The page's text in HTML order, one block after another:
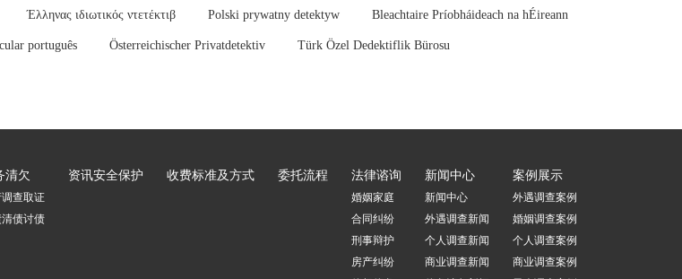
Έλληνας ιδιωτικός ντετέκτιβ Polski prywatny detektyw Bleachtaire Príobháideach na hÉireann
português Österreichischer Privatdetektiv Türk Özel Dedektiflik Bürosu
清欠
调查取证
债讨债
资讯安全保护 收费标准及方式 委托流程 法律谘询
婚姻家庭
合同纠纷
刑事辩护
房产纠纷
新闻中心
新闻中心
外遇调查新闻
个人调查新闻
商业调查新闻
案例展示
外遇调查案例
婚姻调查案例
个人调查案例
商业调查案例